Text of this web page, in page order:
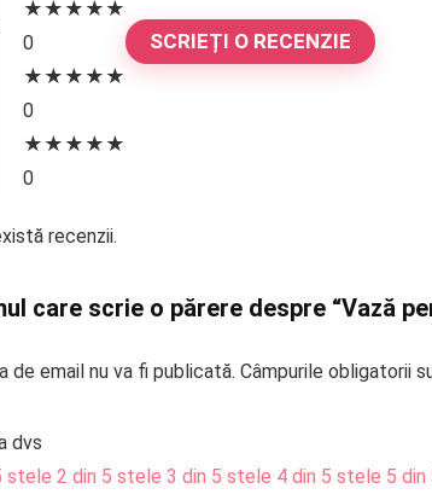
★ ★ ★ ★ ★
0
★ ★ ★ ★ ★
0
★ ★ ★ ★ ★
0
SCRIEȚI O RECENZIE
recenzii.
care scrie o părere despre “Vază
de email nu va fi publicată. Câmpurile obligatorii
dvs
stele 2 din 5 stele 3 din 5 stele 4 din 5 stele 5